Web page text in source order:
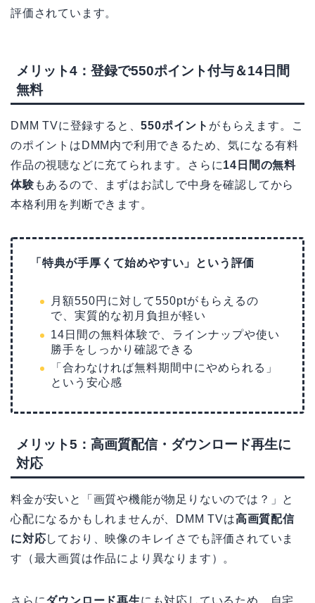
評価されています。
メリット4：登録で550ポイント付与＆14日間
無料
DMM TVに登録すると、550ポイント がもらえます。こ
のポイントはDMM内で利用できるため、気になる有料
作品の視聴などに充てられます。さらに14日間の無料
体験 もあるので、まずはお試しで中身を確認してから
本格利用を判断できます。
「特典が手厚くて始めやすい」という評価
月額550円に対して550ptがもらえるの
で、実質的な初月負担が軽い
14日間の無料体験で、ラインナップや使い
勝手をしっかり確認できる
「合わなければ無料期間中にやめられる」
という安心感
メリット5：高画質配信・ダウンロード再生に
対応
料金が安いと「画質や機能が物足りないのでは？」と
心配になるかもしれませんが、DMM TVは高画質配信
に対応しており、映像のキレイさでも評価されていま
す（最大画質は作品により異なります）。